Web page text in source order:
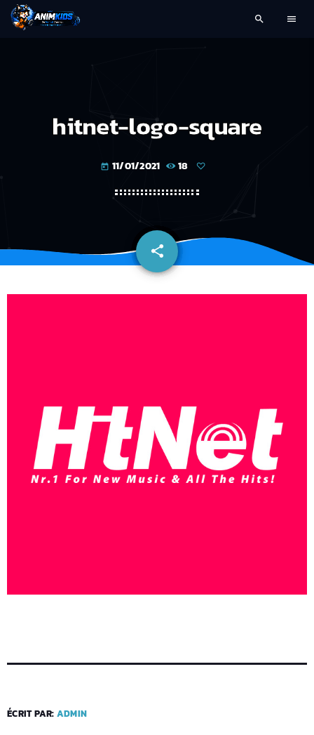
search menu
hitnet-logo-square
today 11/01/2021 18
share
email
ÉCRIT PAR: ADMIN